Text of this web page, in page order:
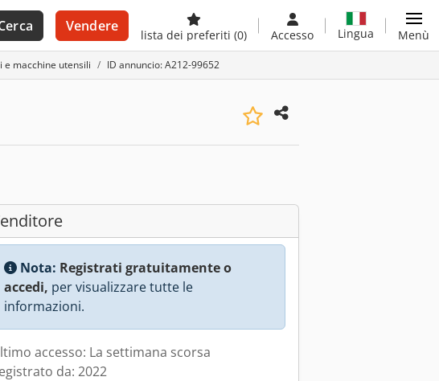
Vendere
lista dei preferiti (0) Accesso Lingua Menù
macchine utensili ID annuncio: A212-99652
Nota: Registrati gratuitamente o
accedi, per visualizzare tutte le
informazioni.
accesso: La settimana scorsa
da: 2022